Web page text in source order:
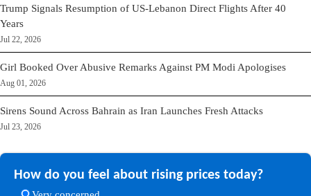
Trump Signals Resumption of US-Lebanon Direct Flights After 40
Years
Jul 22, 2026
Girl Booked Over Abusive Remarks Against PM Modi Apologises
Aug 01, 2026
Sirens Sound Across Bahrain as Iran Launches Fresh Attacks
Jul 23, 2026
How do you feel about rising prices today?